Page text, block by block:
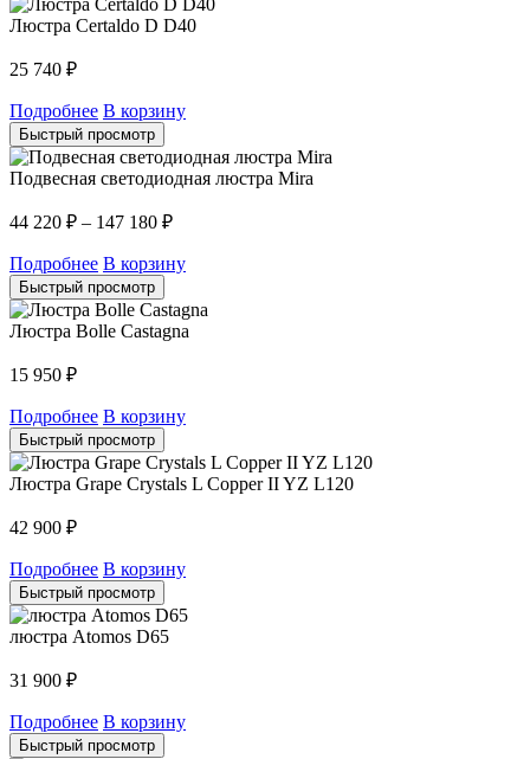
Люстра Certaldo D D40
25 740 ₽
Подробнее В корзину
Быстрый просмотр
Подвесная светодиодная люстра Mira
44 220 ₽ – 147 180 ₽
Подробнее В корзину
Быстрый просмотр
Люстра Bolle Castagna
15 950 ₽
Подробнее В корзину
Быстрый просмотр
Люстра Grape Crystals L Copper II YZ L120
42 900 ₽
Подробнее В корзину
Быстрый просмотр
люстра Atomos D65
31 900 ₽
Подробнее В корзину
Быстрый просмотр